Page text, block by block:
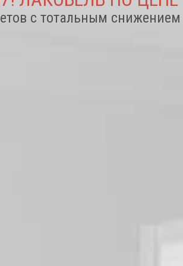
с тотальным